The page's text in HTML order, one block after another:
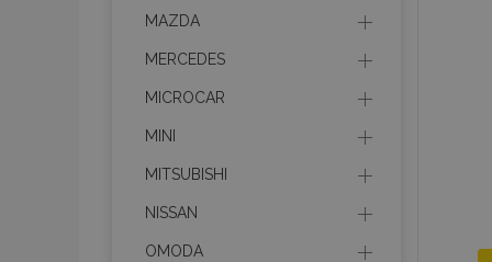
MAZDA
MERCEDES
MICROCAR
MINI
MITSUBISHI
NISSAN
OMODA